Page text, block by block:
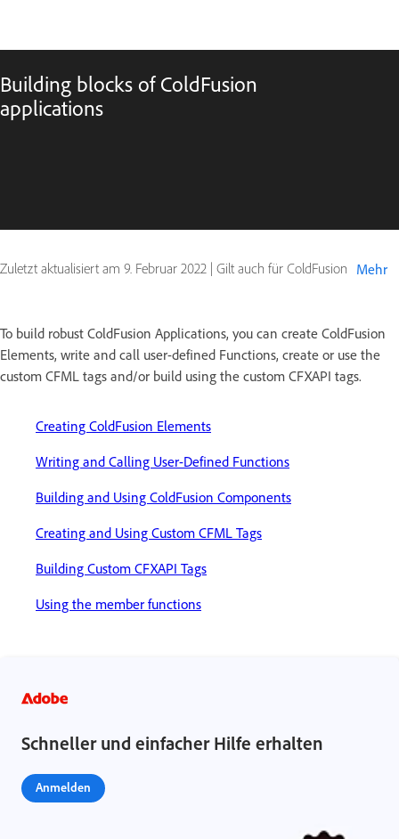
Building blocks of ColdFusion
applications
Zuletzt aktualisiert am 9. Februar 2022 | Gilt auch für ColdFusion Mehr
To build robust ColdFusion Applications, you can create ColdFusion
Elements, write and call user-defined Functions, create or use the
custom CFML tags and/or build using the custom CFXAPI tags.
Creating ColdFusion Elements
Writing and Calling User-Defined Functions
Building and Using ColdFusion Components
Creating and Using Custom CFML Tags
Building Custom CFXAPI Tags
Using the member functions
Schneller und einfacher Hilfe erhalten
Anmelden